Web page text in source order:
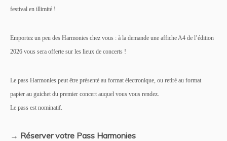
festival en illimité !
Emportez un peu des Harmonies chez vous : à la demande une affiche A4 de l’édition
2026 vous sera offerte sur les lieux de concerts !
Le pass Harmonies peut être présenté au format électronique, ou retiré au format
papier au guichet du premier concert auquel vous vous rendez.
Le pass est nominatif.
→ Réserver votre Pass Harmonies